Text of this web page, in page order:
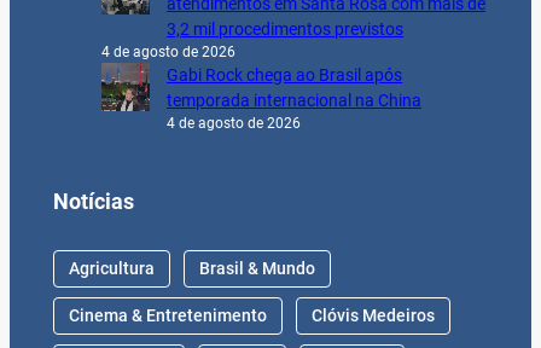
atendimentos em Santa Rosa com mais de
3,2 mil procedimentos previstos
4 de agosto de 2026
Gabi Rock chega ao Brasil após
temporada internacional na China
4 de agosto de 2026
Notícias
Agricultura Brasil & Mundo
Cinema & Entretenimento Clóvis Medeiros